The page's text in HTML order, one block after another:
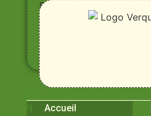
Entre
Rhône,
Alpilles
et
Durance
Accueil